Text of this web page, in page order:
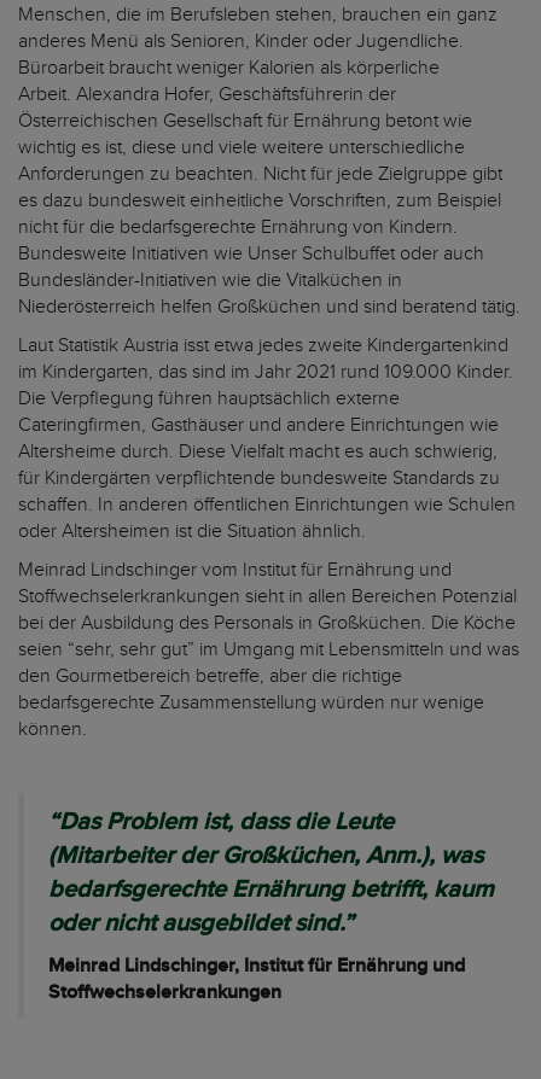
Menschen, die im Berufsleben stehen, brauchen ein ganz
anderes Menü als Senioren, Kinder oder Jugendliche.
Büroarbeit braucht weniger Kalorien als körperliche
Arbeit. Alexandra Hofer, Geschäftsführerin der
Österreichischen Gesellschaft für Ernährung betont wie
wichtig es ist, diese und viele weitere unterschiedliche
Anforderungen zu beachten. Nicht für jede Zielgruppe gibt
es dazu bundesweit einheitliche Vorschriften, zum Beispiel
nicht für die bedarfsgerechte Ernährung von Kindern.
Bundesweite Initiativen wie Unser Schulbuffet oder auch
Bundesländer-Initiativen wie die Vitalküchen in
Niederösterreich helfen Großküchen und sind beratend tätig.
Laut Statistik Austria isst etwa jedes zweite Kindergartenkind
im Kindergarten, das sind im Jahr 2021 rund 109.000 Kinder.
Die Verpflegung führen hauptsächlich externe
Cateringfirmen, Gasthäuser und andere Einrichtungen wie
Altersheime durch. Diese Vielfalt macht es auch schwierig,
für Kindergärten verpflichtende bundesweite Standards zu
schaffen. In anderen öffentlichen Einrichtungen wie Schulen
oder Altersheimen ist die Situation ähnlich.
Meinrad Lindschinger vom Institut für Ernährung und
Stoffwechselerkrankungen sieht in allen Bereichen Potenzial
bei der Ausbildung des Personals in Großküchen. Die Köche
seien “sehr, sehr gut” im Umgang mit Lebensmitteln und was
den Gourmetbereich betreffe, aber die richtige
bedarfsgerechte Zusammenstellung würden nur wenige
können.
“Das Problem ist, dass die Leute
(Mitarbeiter der Großküchen, Anm.), was
bedarfsgerechte Ernährung betrifft, kaum
oder nicht ausgebildet sind.”
Meinrad Lindschinger, Institut für Ernährung und
Stoffwechselerkrankungen